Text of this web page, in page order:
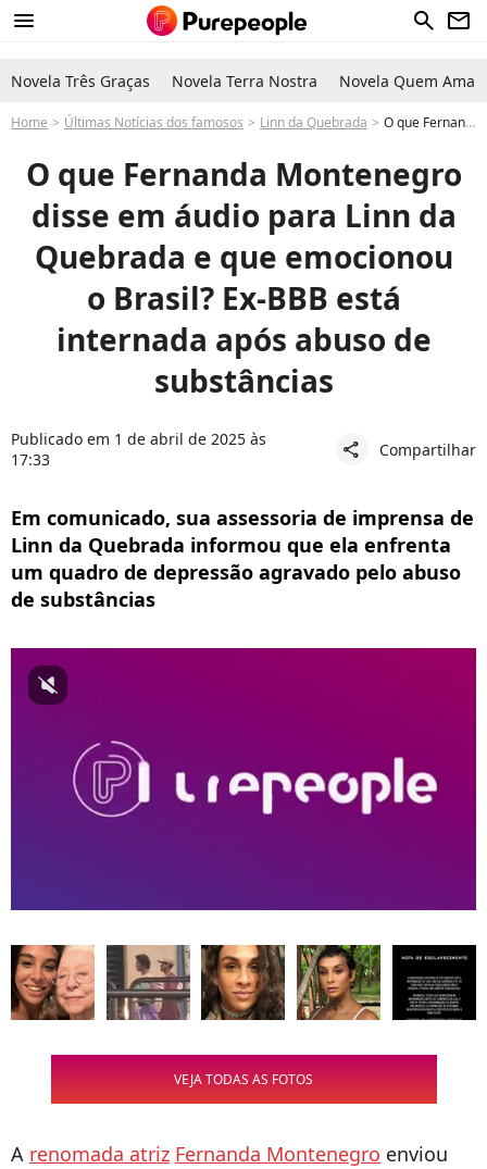
menu search newsletter
Novela Três Graças Novela Terra Nostra Novela Quem Ama
Home Últimas Notícias dos famosos Linn da Quebrada O que Fernanda Montenegro disse em áudio para Linn da Quebrada e que emocionou o Brasil? Ex-BBB está internada após abuso de substâncias
O que Fernanda Montenegro
disse em áudio para Linn da
Quebrada e que emocionou
o Brasil? Ex-BBB está
internada após abuso de
substâncias
Publicado em 1 de abril de 2025 às
17:33
share Compartilhar
Em comunicado, sua assessoria de imprensa de
Linn da Quebrada informou que ela enfrenta
um quadro de depressão agravado pelo abuso
de substâncias
VEJA TODAS AS FOTOS
A renomada atriz Fernanda Montenegro enviou